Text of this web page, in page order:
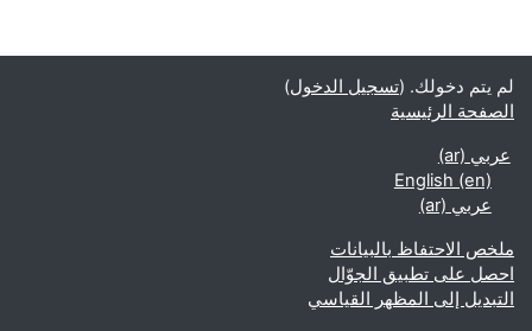
لم يتم دخولك. (تسجيل الدخول)
الصفحة الرئيسية
عربي ‎(ar)‎
English ‎(en)‎
عربي ‎(ar)‎
ملخص الاحتفاظ بالبيانات
احصل على تطبيق الجوّال
التبديل إلى المظهر القياسي